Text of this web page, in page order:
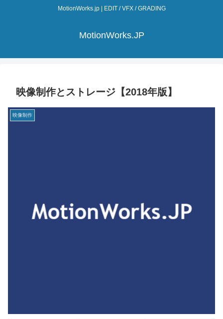
MotionWorks.jp | EDIT / VFX / GRADING
MotionWorks.JP
映像制作とストレージ【2018年版】
映像制作